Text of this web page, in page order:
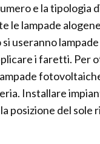
e la tipologia
le lampade
useranno
i faretti. Per
Installare
posizione del sole